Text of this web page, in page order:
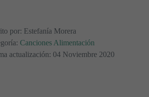
por: Estefanía Morera
Canciones Alimentación
actualización: 04 Noviembre 2020
Concierto en la cocina - Canciones alimentación